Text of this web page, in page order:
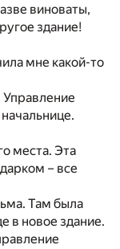
виноваты,
здание!
мне какой-то
Управление
места. Эта
– все
Там была
в новое здание.